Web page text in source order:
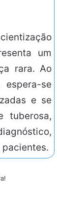
um
rara. Ao
se
e se
tuberosa,